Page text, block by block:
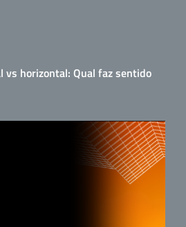
vs horizontal: Qual faz sentido